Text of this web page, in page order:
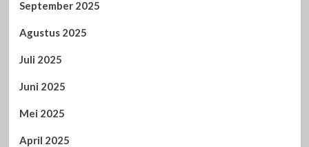
September 2025
Agustus 2025
Juli 2025
Juni 2025
Mei 2025
April 2025